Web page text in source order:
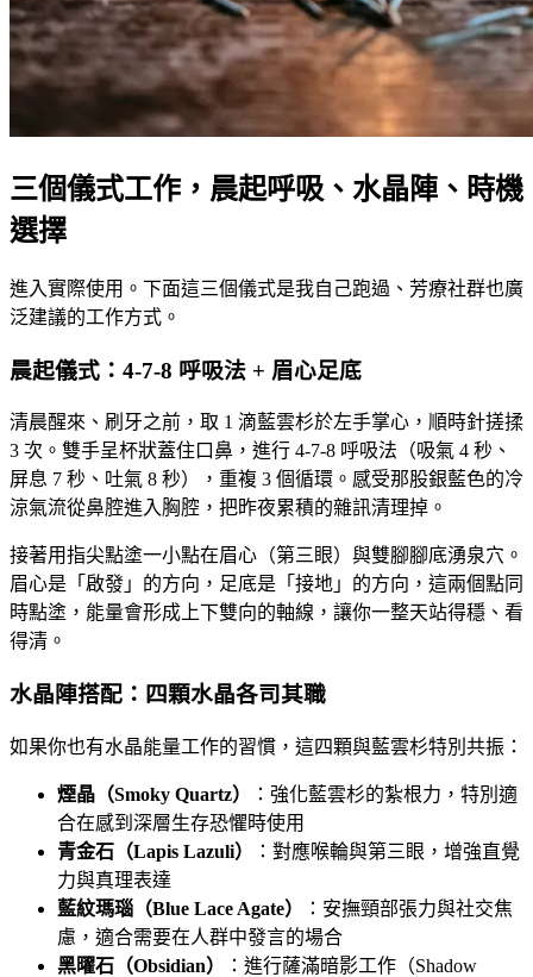
三個儀式工作，晨起呼吸、水晶陣、時機
選擇
進入實際使用。下面這三個儀式是我自己跑過、芳療社群也廣
泛建議的工作方式。
晨起儀式：4-7-8 呼吸法 + 眉心足底
清晨醒來、刷牙之前，取 1 滴藍雲杉於左手掌心，順時針搓揉
3 次。雙手呈杯狀蓋住口鼻，進行 4-7-8 呼吸法（吸氣 4 秒、
屏息 7 秒、吐氣 8 秒），重複 3 個循環。感受那股銀藍色的冷
涼氣流從鼻腔進入胸腔，把昨夜累積的雜訊清理掉。
接著用指尖點塗一小點在眉心（第三眼）與雙腳腳底湧泉穴。
眉心是「啟發」的方向，足底是「接地」的方向，這兩個點同
時點塗，能量會形成上下雙向的軸線，讓你一整天站得穩、看
得清。
水晶陣搭配：四顆水晶各司其職
如果你也有水晶能量工作的習慣，這四顆與藍雲杉特別共振：
煙晶（Smoky Quartz）
：強化藍雲杉的紮根力，特別適
合在感到深層生存恐懼時使用
青金石（Lapis Lazuli）
：對應喉輪與第三眼，增強直覺
力與真理表達
藍紋瑪瑙（Blue Lace Agate）
：安撫頸部張力與社交焦
慮，適合需要在人群中發言的場合
黑曜石（Obsidian）
：進行薩滿暗影工作（Shadow